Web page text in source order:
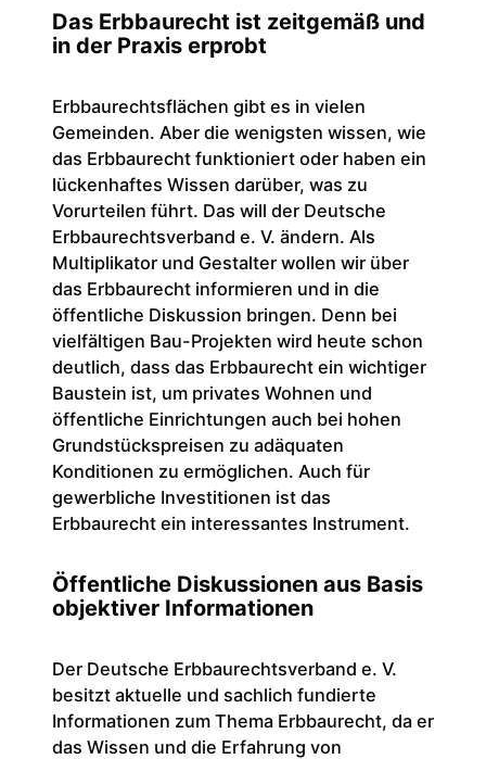
Das Erbbaurecht ist zeitgemäß und
in der Praxis erprobt
Erbbaurechtsflächen gibt es in vielen
Gemeinden. Aber die wenigsten wissen, wie
das Erbbaurecht funktioniert oder haben ein
lückenhaftes Wissen darüber, was zu
Vorurteilen führt. Das will der Deutsche
Erbbaurechtsverband e. V. ändern. Als
Multiplikator und Gestalter wollen wir über
das Erbbaurecht informieren und in die
öffentliche Diskussion bringen. Denn bei
vielfältigen Bau-Projekten wird heute schon
deutlich, dass das Erbbaurecht ein wichtiger
Baustein ist, um privates Wohnen und
öffentliche Einrichtungen auch bei hohen
Grundstückspreisen zu adäquaten
Konditionen zu ermöglichen. Auch für
gewerbliche Investitionen ist das
Erbbaurecht ein interessantes Instrument.
Öffentliche Diskussionen aus Basis
objektiver Informationen
Der Deutsche Erbbaurechtsverband e. V.
besitzt aktuelle und sachlich fundierte
Informationen zum Thema Erbbaurecht, da er
das Wissen und die Erfahrung von